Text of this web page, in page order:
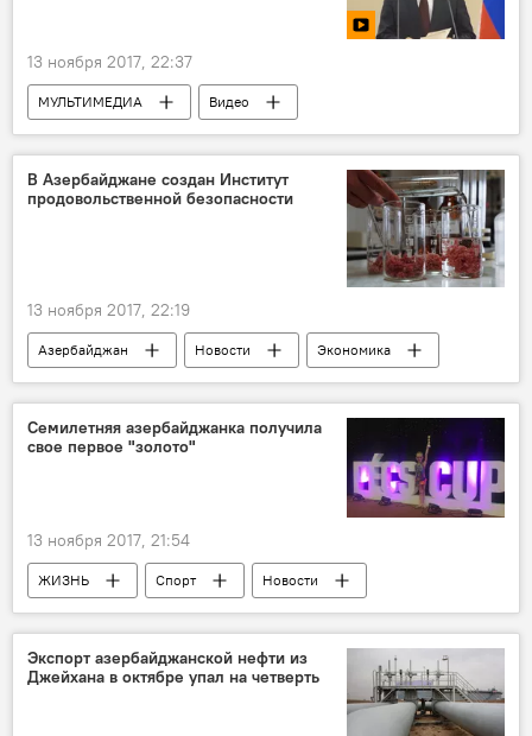
13 ноября 2017, 22:37
МУЛЬТИМЕДИА
Видео
Новости мира
Россия
В Азербайджане создан Институт
продовольственной безопасности
13 ноября 2017, 22:19
Азербайджан Новости
Экономика
Ильхам Алиев
Семилетняя азербайджанка получила
свое первое "золото"
13 ноября 2017, 21:54
ЖИЗНЬ Спорт
Новости
Новости мира
Венгрия
Печ
Мина Аббасова
Экспорт азербайджанской нефти из
Джейхана в октябре упал на четверть